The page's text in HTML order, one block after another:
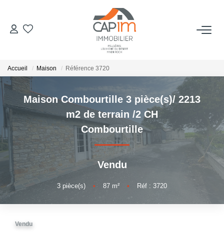
VENTES
NOTRE AGENCE
Qui Sommes Nous
Notre Équipe
Nous Rejoindre
Nos Actualités
Accueil Maison Référence 3720
Maison Combourtille 3 pièce(s)/ 2213
m2 de terrain /2 CH
Combourtille
Vendu
3 pièce(s) • 87 m² • Réf : 3720
Vendu